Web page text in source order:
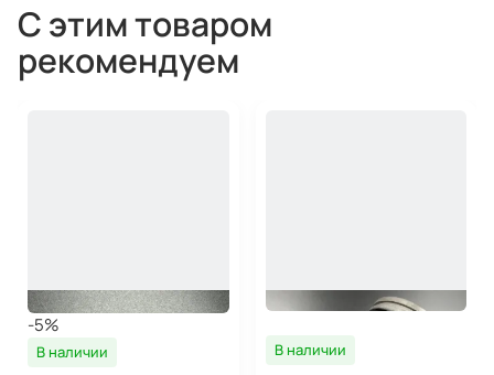
С этим товаром
рекомендуем
-5%
В наличии
В наличии